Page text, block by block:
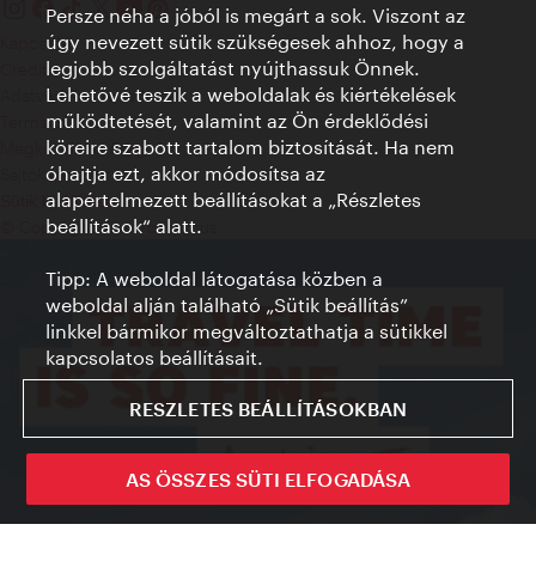
Kapcsolat
Credits
Adatvédelmi nyilatkozat
Terms of Use
Megközelíthetőség
Sajtókapcsolat
Sütik beállítása
© Copyright WienTourismus
Persze néha a jóból is megárt a sok. Viszont az
úgy nevezett sütik szükségesek ahhoz, hogy a
legjobb szolgáltatást nyújthassuk Önnek.
Lehetővé teszik a weboldalak és kiértékelések
működtetését, valamint az Ön érdeklődési
köreire szabott tartalom biztosítását. Ha nem
óhajtja ezt, akkor módosítsa az
alapértelmezett beállításokat a „Részletes
beállítások“ alatt.
Tipp: A weboldal látogatása közben a
weboldal alján található „Sütik beállítás”
linkkel bármikor megváltoztathatja a sütikkel
kapcsolatos beállításait.
RESZLETES BEÁLLÍTÁSOKBAN
AS ÖSSZES SÜTI ELFOGADÁSA